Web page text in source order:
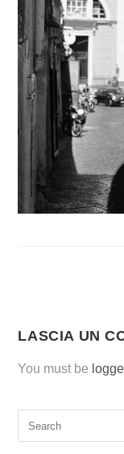
LASCIA UN
You must be